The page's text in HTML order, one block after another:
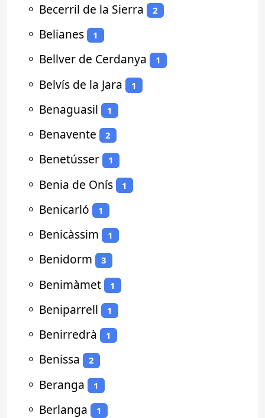
⚬ Becerril de la Sierra 2
⚬ Belianes 1
⚬ Bellver de Cerdanya 1
⚬ Belvís de la Jara 1
⚬ Benaguasil 1
⚬ Benavente 2
⚬ Benetússer 1
⚬ Benia de Onís 1
⚬ Benicarló 1
⚬ Benicàssim 1
⚬ Benidorm 3
⚬ Benimàmet 1
⚬ Beniparrell 1
⚬ Benirredrà 1
⚬ Benissa 2
⚬ Beranga 1
⚬ Berlanga 1